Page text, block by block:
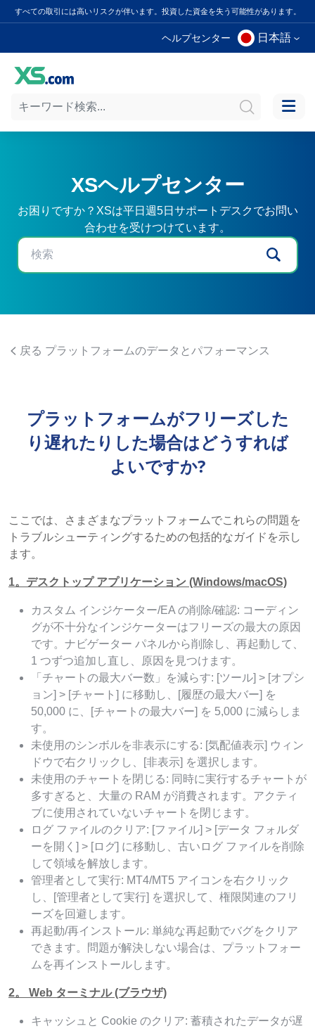
すべての取引には高いリスクが伴います。投資した資金を失う可能性があります。
ヘルプセンター 日本語
XSヘルプセンター
お困りですか？XSは平日週5日サポートデスクでお問い
合わせを受けつけています。
戻る プラットフォームのデータとパフォーマンス
プラットフォームがフリーズした
り遅れたりした場合はどうすれば
よいですか?
ここでは、さまざまなプラットフォームでこれらの問題を
トラブルシューティングするための包括的なガイドを示し
ます。
1。デスクトップ アプリケーション (Windows/macOS)
カスタム インジケーター/EA の削除/確認: コーディン
グが不十分なインジケーターはフリーズの最大の原因
です。ナビゲーター パネルから削除し、再起動して、
1 つずつ追加し直し、原因を見つけます。
「チャートの最大バー数」を減らす: [ツール] > [オプシ
ョン] > [チャート] に移動し、[履歴の最大バー] を
50,000 に、[チャートの最大バー] を 5,000 に減らしま
す。
未使用のシンボルを非表示にする: [気配値表示] ウィン
ドウで右クリックし、[非表示] を選択します。
未使用のチャートを閉じる: 同時に実行するチャートが
多すぎると、大量の RAM が消費されます。アクティ
ブに使用されていないチャートを閉じます。
ログ ファイルのクリア: [ファイル] > [データ フォルダ
ーを開く] > [ログ] に移動し、古いログ ファイルを削除
して領域を解放します。
管理者として実行: MT4/MT5 アイコンを右クリック
し、[管理者として実行] を選択して、権限関連のフリ
ーズを回避します。
再起動/再インストール: 単純な再起動でバグをクリア
できます。問題が解決しない場合は、プラットフォー
ムを再インストールします。
2。 Web ターミナル (ブラウザ)
キャッシュと Cookie のクリア: 蓄積されたデータが遅